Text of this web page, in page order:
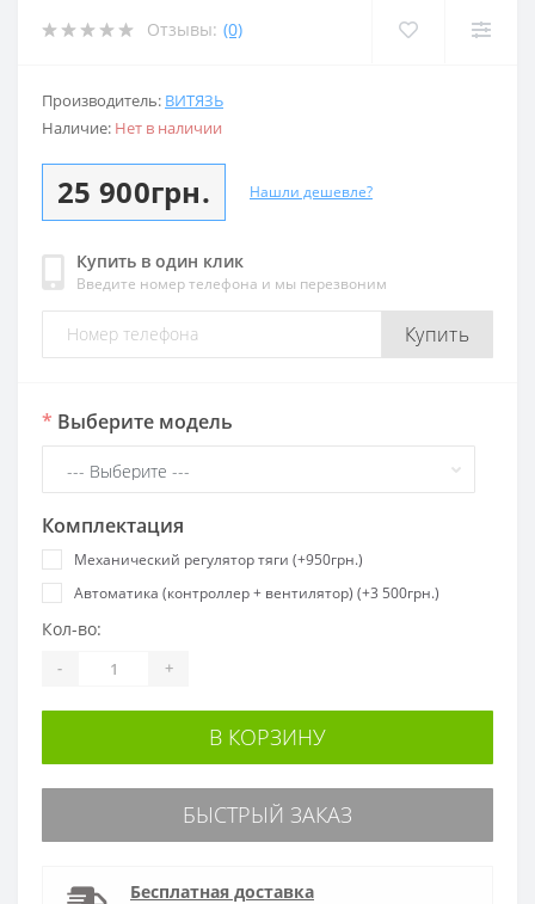
Отзывы: (0)
Производитель: ВИТЯЗЬ
Наличие: Нет в наличии
25 900грн. Нашли дешевле?
Купить в один клик
Введите номер телефона и мы перезвоним
Купить
* Выберите модель
Комплектация
Механический регулятор тяги (+950грн.)
Автоматика (контроллер + вентилятор) (+3 500грн.)
Кол-во:
- +
В КОРЗИНУ
БЫСТРЫЙ ЗАКАЗ
Бесплатная доставка